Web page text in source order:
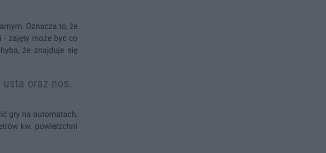
Oznacza to, że
- zajęty może być co
że znajduje się
oraz nos.
gry na automatach,
kw. powierzchni